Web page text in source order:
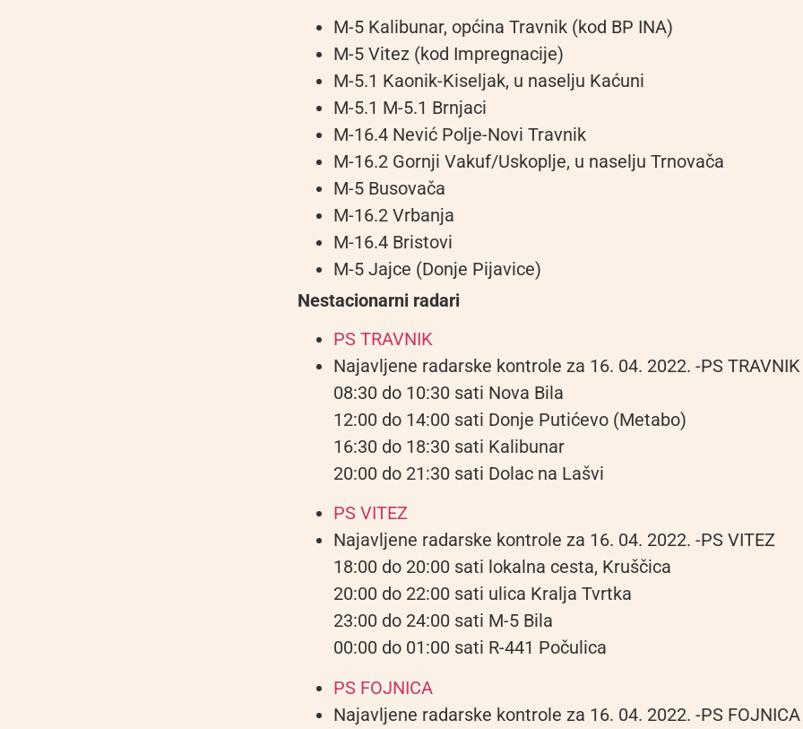
M-5 Kalibunar, općina Travnik (kod BP INA)
M-5 Vitez (kod Impregnacije)
M-5.1 Kaonik-Kiseljak, u naselju Kaćuni
M-5.1 M-5.1 Brnjaci
M-16.4 Nević Polje-Novi Travnik
M-16.2 Gornji Vakuf/Uskoplje, u naselju Trnovača
M-5 Busovača
M-16.2 Vrbanja
M-16.4 Bristovi
M-5 Jajce (Donje Pijavice)
Nestacionarni radari
PS TRAVNIK
Najavljene radarske kontrole za 16. 04. 2022. -PS TRAVNIK
08:30 do 10:30 sati Nova Bila
12:00 do 14:00 sati Donje Putićevo (Metabo)
16:30 do 18:30 sati Kalibunar
20:00 do 21:30 sati Dolac na Lašvi
PS VITEZ
Najavljene radarske kontrole za 16. 04. 2022. -PS VITEZ
18:00 do 20:00 sati lokalna cesta, Kruščica
20:00 do 22:00 sati ulica Kralja Tvrtka
23:00 do 24:00 sati M-5 Bila
00:00 do 01:00 sati R-441 Počulica
PS FOJNICA
Najavljene radarske kontrole za 16. 04. 2022. -PS FOJNICA